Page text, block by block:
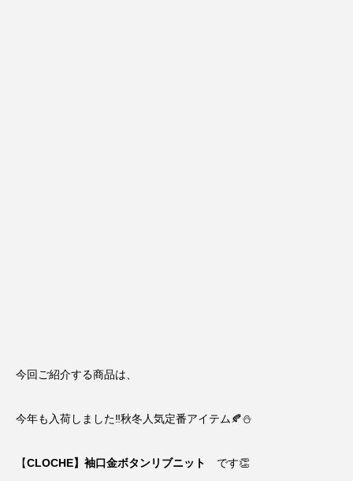
今回ご紹介する商品は、
今年も入荷しました‼︎秋冬人気定番アイテム🍂⛄️
【CLOCHE】袖口金ボタンリブニット です👏